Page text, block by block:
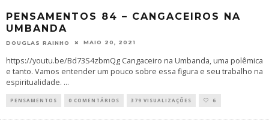
PENSAMENTOS 84 – CANGACEIROS NA
UMBANDA
DOUGLAS RAINHO MAIO 20, 2021
https://youtu.be/Bd73S4zbmQg Cangaceiro na Umbanda, uma polêmica
e tanto. Vamos entender um pouco sobre essa figura e seu trabalho na
espiritualidade. ...
PENSAMENTOS 0 COMENTÁRIOS 379 VISUALIZAÇÕES 6